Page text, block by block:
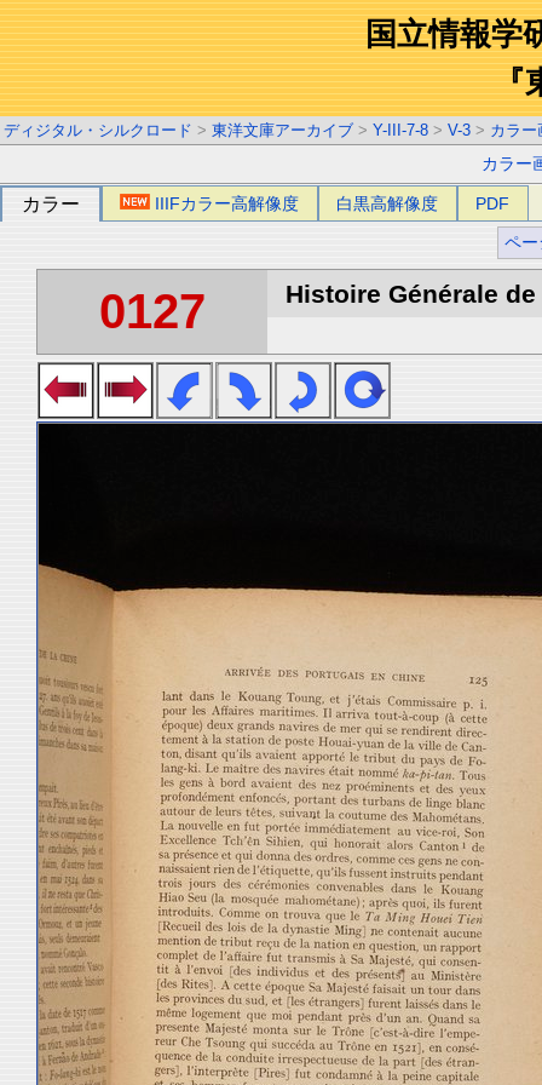
国立情報学
『
ディジタル・シルクロード > 東洋文庫アーカイブ > Y-III-7-8 > V-3 > カラー
カラー
カラー IIIFカラー高解像度 白黒高解像度 PDF
ペー
0127 Histoire Générale